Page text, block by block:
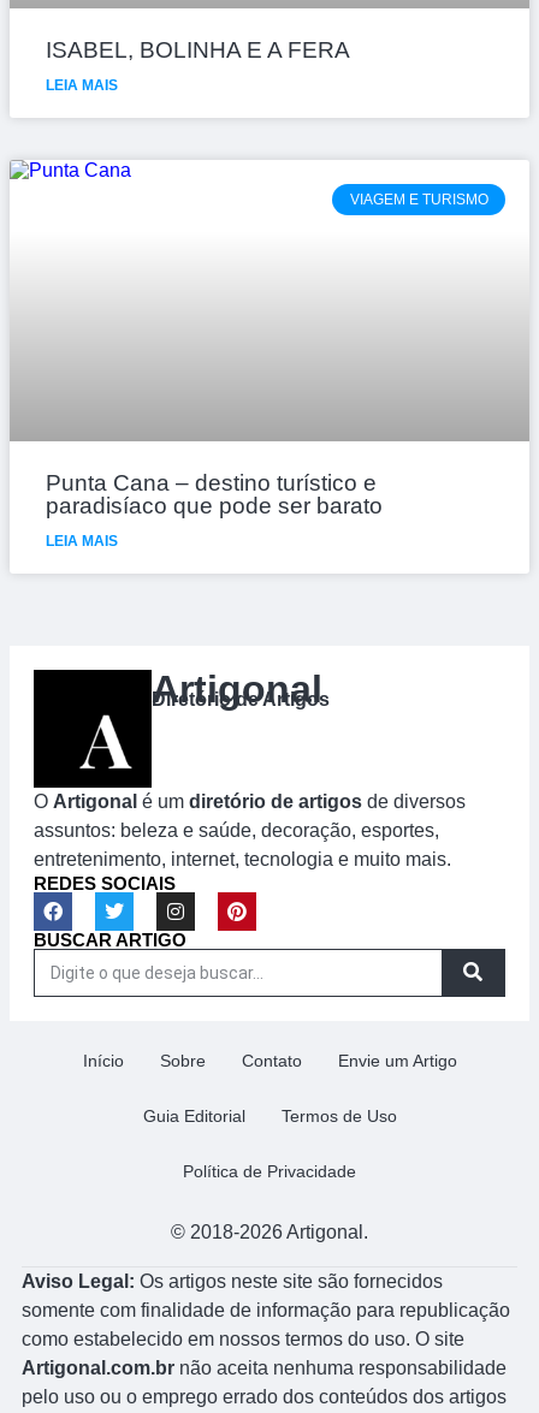
ISABEL, BOLINHA E A FERA
LEIA MAIS
VIAGEM E TURISMO
Punta Cana – destino turístico e
paradisíaco que pode ser barato
LEIA MAIS
Artigonal
Diretório de Artigos
O Artigonal é um diretório de artigos de diversos
assuntos: beleza e saúde, decoração, esportes,
entretenimento, internet, tecnologia e muito mais.
REDES SOCIAIS
BUSCAR ARTIGO
© 2018-2026 Artigonal.
Início Sobre Contato Envie um Artigo
Guia Editorial Termos de Uso
Política de Privacidade
Aviso Legal: Os artigos neste site são fornecidos
somente com finalidade de informação para republicação
como estabelecido em nossos termos do uso. O site
Artigonal.com.br não aceita nenhuma responsabilidade
pelo uso ou o emprego errado dos conteúdos dos artigos